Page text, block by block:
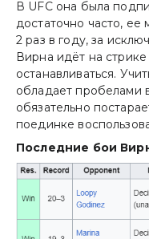
В UFC она была
достаточно часто,
2 раз в году, за
Вирна идёт на
останавливаться.
обладает пробелами
обязательно
поединке
Последние бои